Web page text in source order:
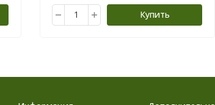
Купить